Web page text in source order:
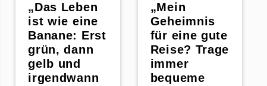
„Das Leben
ist wie eine
Banane: Erst
grün, dann
gelb und
irgendwann
„Mein
Geheimnis
für eine gute
Reise? Trage
immer
bequeme